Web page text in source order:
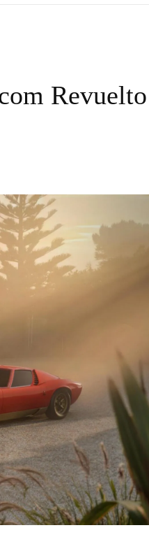
Revuelto